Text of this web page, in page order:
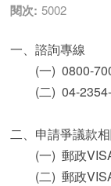
閱次: 5002
一、諮詢專線
(一) 0800-
(二) 04-2354-
二、申請爭議款
(一) 郵政VISA
(二) 郵政VISA